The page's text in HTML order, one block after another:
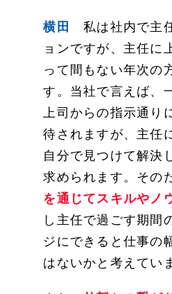
横田
私は社内で主
ョンですが、主任に
って間もない年次の
す。当社で言えば、
上司からの指示通り
待されますが、主任
自分で見つけて解決
求められます。その
を通じてスキルやノ
し主任で過ごす期間
ジにできると仕事の
はないかと考えてい